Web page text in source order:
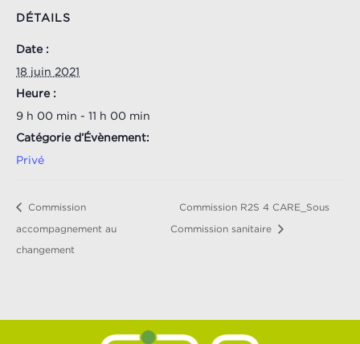
DÉTAILS
Date :
18 juin 2021
Heure :
9 h 00 min - 11 h 00 min
Catégorie d’Évènement:
Privé
Commission
accompagnement au
changement
Commission R2S 4 CARE_Sous
Commission sanitaire